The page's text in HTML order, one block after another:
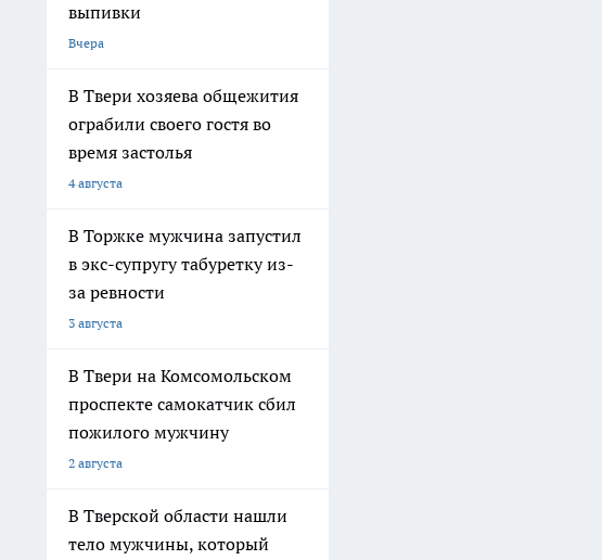
выпивки
Вчера
В Твери хозяева общежития
ограбили своего гостя во
время застолья
4 августа
В Торжке мужчина запустил
в экс-супругу табуретку из-
за ревности
3 августа
В Твери на Комсомольском
проспекте самокатчик сбил
пожилого мужчину
2 августа
В Тверской области нашли
тело мужчины, который